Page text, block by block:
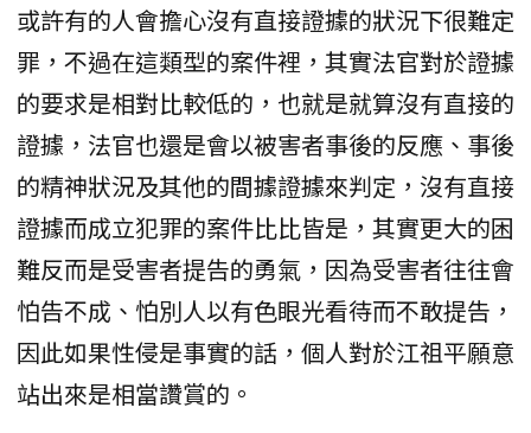
或許有的人會擔心沒有直接證據的狀況下很難定
罪，不過在這類型的案件裡，其實法官對於證據
的要求是相對比較低的，也就是就算沒有直接的
證據，法官也還是會以被害者事後的反應、事後
的精神狀況及其他的間據證據來判定，沒有直接
證據而成立犯罪的案件比比皆是，其實更大的困
難反而是受害者提告的勇氣，因為受害者往往會
怕告不成、怕別人以有色眼光看待而不敢提告，
因此如果性侵是事實的話，個人對於江祖平願意
站出來是相當讚賞的。